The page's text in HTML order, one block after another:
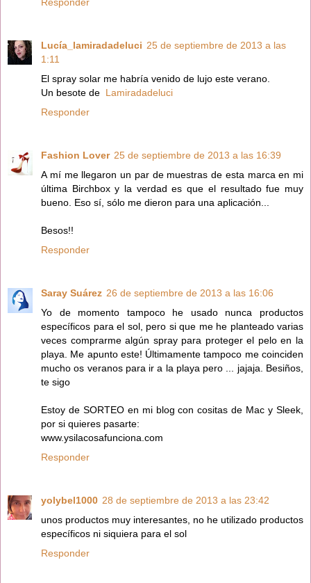
Responder
Lucía_lamiradadeluci 25 de septiembre de 2013 a las
1:11
El spray solar me habría venido de lujo este verano.
Un besote de Lamiradadeluci
Responder
Fashion Lover 25 de septiembre de 2013 a las 16:39
A mí me llegaron un par de muestras de esta marca en mi
última Birchbox y la verdad es que el resultado fue muy
bueno. Eso sí, sólo me dieron para una aplicación...
Besos!!
Responder
Saray Suárez 26 de septiembre de 2013 a las 16:06
Yo de momento tampoco he usado nunca productos
específicos para el sol, pero si que me he planteado varias
veces comprarme algún spray para proteger el pelo en la
playa. Me apunto este! Últimamente tampoco me coinciden
mucho os veranos para ir a la playa pero ... jajaja. Besiños,
te sigo
Estoy de SORTEO en mi blog con cositas de Mac y Sleek,
por si quieres pasarte:
www.ysilacosafunciona.com
Responder
yolybel1000 28 de septiembre de 2013 a las 23:42
unos productos muy interesantes, no he utilizado productos
específicos ni siquiera para el sol
Responder